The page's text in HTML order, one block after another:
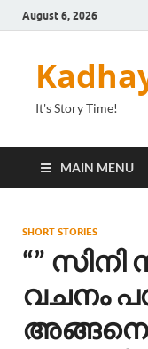
August 6, 2026
It's Story Time!
MAIN MENU
SHORT STORIES
“”
വചനം